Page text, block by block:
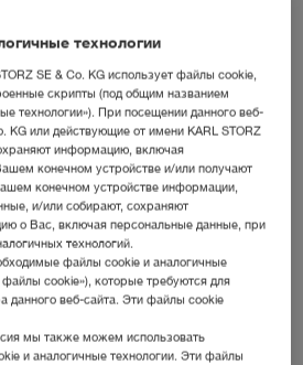
начать проверку
Friendly
пароль? Это не проблема!
почты, под которым
Вы получите новый пароль
технологии
SE & Co. KG использует файлы cookie,
скрипты (под общим названием
технологии»). При посещении данного веб-
KG или действующие от имени KARL STORZ
информацию, включая
конечном устройстве и/или получают
конечном устройстве информации,
и/или собирают, сохраняют
о Вас, включая персональные данные, при
технологий.
файлы cookie и аналогичные
cookie»), которые требуются для
данного веб-сайта. Эти файлы cookie
мы также можем использовать
и аналогичные технологии. Эти файлы